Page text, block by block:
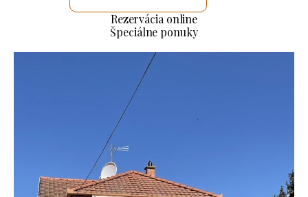
Rezervácia online
Špeciálne ponuky